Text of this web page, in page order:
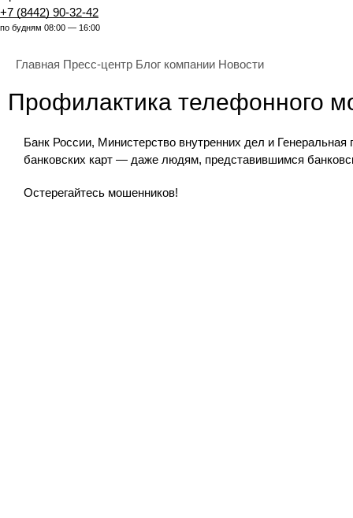
+7 (8442) 90-32-42
по будням 08:00 — 16:00
Главная Пресс-центр Блог компании Новости
Профилактика телефонного
Банк России, Министерство внутренних дел и
банковских карт — даже людям, представившимся
Остерегайтесь мошенников!